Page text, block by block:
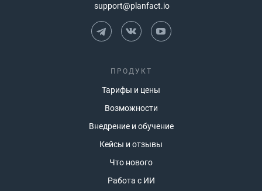
support@planfact.io
ПРОДУКТ
Тарифы и цены
Возможности
Внедрение и обучение
Кейсы и отзывы
Что нового
Работа с ИИ